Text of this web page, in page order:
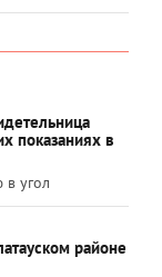
показаниях в
угол
районе